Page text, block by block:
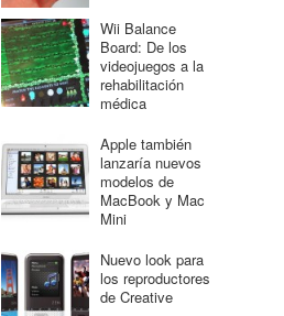
Wii Balance
Board: De los
videojuegos a la
rehabilitación
médica
Apple también
lanzaría nuevos
modelos de
MacBook y Mac
Mini
Nuevo look para
los reproductores
de Creative